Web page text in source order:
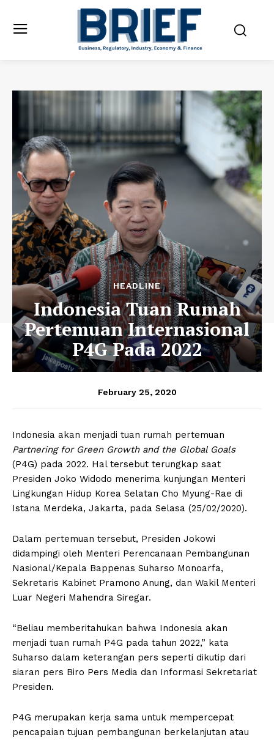
HEADLINE
Indonesia Tuan Rumah
Pertemuan Internasional
P4G Pada 2022
February 25, 2020
Indonesia akan menjadi tuan rumah pertemuan
Partnering for Green Growth and the Global Goals
(P4G) pada 2022. Hal tersebut terungkap saat
Presiden Joko Widodo menerima kunjungan Menteri
Lingkungan Hidup Korea Selatan Cho Myung-Rae di
Istana Merdeka, Jakarta, pada Selasa (25/02/2020).
Dalam pertemuan tersebut, Presiden Jokowi
didampingi oleh Menteri Perencanaan Pembangunan
Nasional/Kepala Bappenas Suharso Monoarfa,
Sekretaris Kabinet Pramono Anung, dan Wakil Menteri
Luar Negeri Mahendra Siregar.
“Beliau memberitahukan bahwa Indonesia akan
menjadi tuan rumah P4G pada tahun 2022,” kata
Suharso dalam keterangan pers seperti dikutip dari
siaran pers Biro Pers Media dan Informasi Sekretariat
Presiden.
P4G merupakan kerja sama untuk mempercepat
pencapaian tujuan pembangunan berkelanjutan atau